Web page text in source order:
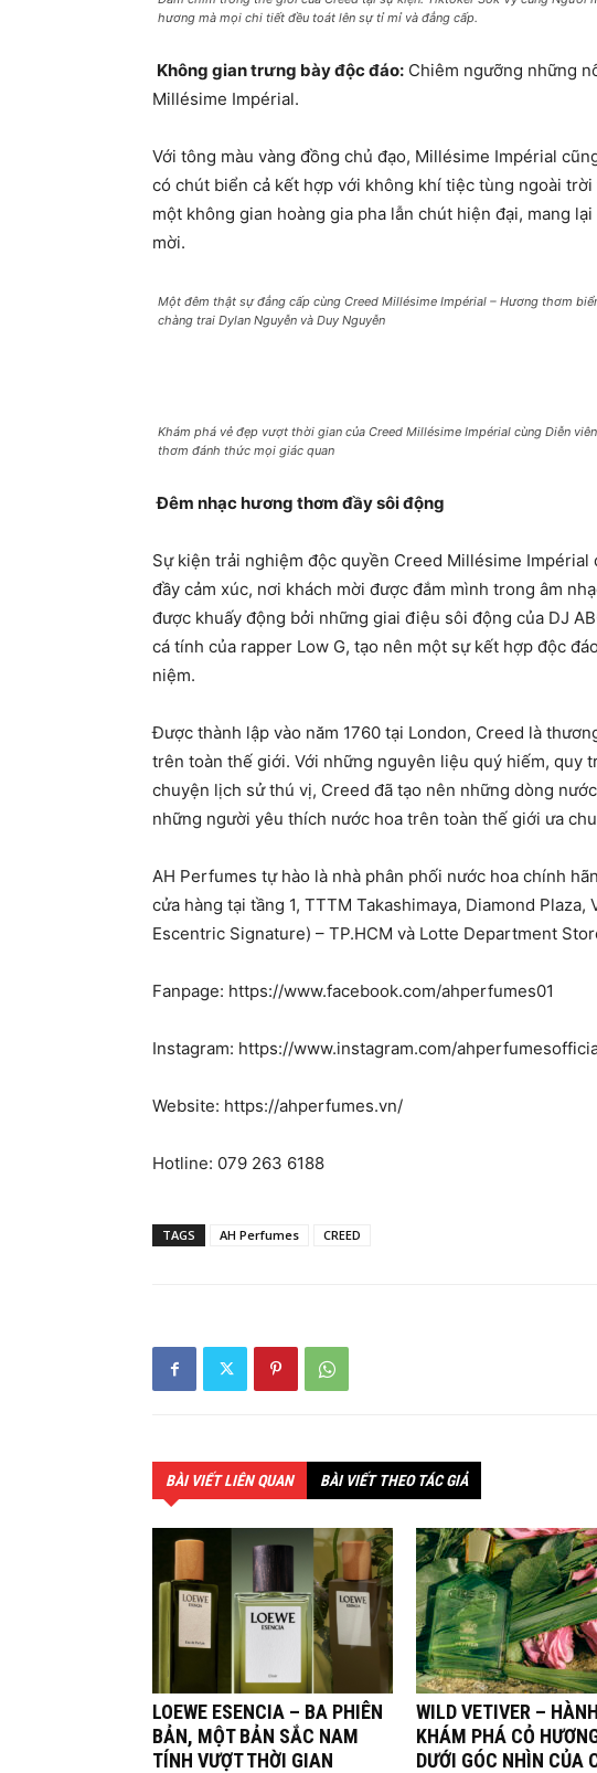
hương mà mọi chi tiết đều toát lên sự tỉ mỉ và đẳng cấp.
Không gian trưng bày độc đáo: Chiêm ngưỡng những
Millésime Impérial.
Với tông màu vàng đồng chủ đạo, Millésime Impérial
có chút biển cả kết hợp với không khí tiệc tùng ngoài
một không gian hoàng gia pha lẫn chút hiện đại, mang
mời.
Một đêm thật sự đẳng cấp cùng Creed Millésime Impérial – Hương thơm
chàng trai Dylan Nguyễn và Duy Nguyễn
Khám phá vẻ đẹp vượt thời gian của Creed Millésime Impérial cùng Diễn
thơm đánh thức mọi giác quan
Đêm nhạc hương thơm đầy sôi động
Sự kiện trải nghiệm độc quyền Creed Millésime
đầy cảm xúc, nơi khách mời được đắm mình trong âm
được khuấy động bởi những giai điệu sôi động của DJ
cá tính của rapper Low G, tạo nên một sự kết hợp độc
niệm.
Được thành lập vào năm 1760 tại London, Creed là
trên toàn thế giới. Với những nguyên liệu quý hiếm, quy
chuyện lịch sử thú vị, Creed đã tạo nên những dòng
những người yêu thích nước hoa trên toàn thế giới ưa
AH Perfumes tự hào là nhà phân phối nước hoa chính
cửa hàng tại tầng 1, TTTM Takashimaya, Diamond
Escentric Signature) – TP.HCM và Lotte Department
Fanpage: https://www.facebook.com/ahperfumes01
Instagram: https://www.instagram.com/
Website: https://ahperfumes.vn/
Hotline: 079 263 6188
TAGS AH Perfumes CREED
BÀI VIẾT LIÊN QUAN BÀI VIẾT THEO TÁC GIẢ
LOEWE ESENCIA – BA PHIÊN
BẢN, MỘT BẢN SẮC NAM
TÍNH VƯỢT THỜI GIAN
WILD VETIVER –
KHÁM PHÁ CỎ
DƯỚI GÓC NHÌN CỦA